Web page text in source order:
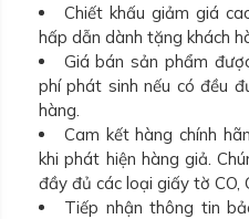
Chiết khấu giảm giá
hấp dẫn dành tặng khách
Giá bán sản phẩm
phí phát sinh nếu có đều
hàng.
Cam kết hàng chính
khi phát hiện hàng giả.
đầy đủ các loại giấy tờ CO,
Tiếp nhận thông tin